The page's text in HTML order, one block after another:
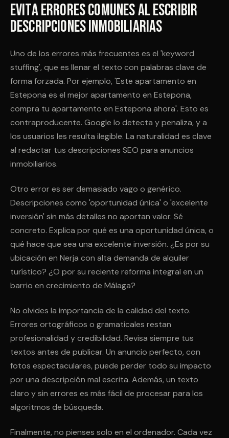
Evita Errores Comunes al Escribir
Descripciones Inmobiliarias
Uno de los errores más frecuentes es el 'keyword
stuffing', que es llenar el texto con palabras clave de
forma forzada. Por ejemplo, 'Este apartamento en
Estepona es el mejor apartamento en Estepona,
compra tu apartamento en Estepona ahora'. Esto es
contraproducente. Google lo detecta y penaliza, y a
los usuarios les resulta ilegible. La naturalidad es clave
al redactar tus descripciones SEO para anuncios
inmobiliarios.
Otro error es ser demasiado vago o genérico.
Descripciones como 'oportunidad única' o 'excelente
inversión' sin más detalles no aportan valor. Sé
concreto. Explica por qué es una oportunidad única, o
qué hace que sea una excelente inversión. ¿Es por su
ubicación en Nerja con alta demanda de alquiler
turístico? ¿O por su reciente reforma integral en un
barrio en crecimiento de Málaga?
No olvides la importancia de la calidad del texto.
Errores ortográficos o gramaticales restan
profesionalidad y credibilidad. Revisa siempre tus
textos antes de publicar. Un anuncio perfecto, con
fotos espectaculares, puede perder todo su impacto
por una descripción mal escrita. Además, un texto
claro y sin errores es más fácil de procesar para los
algoritmos de búsqueda.
Finalmente, no pienses solo en el ordenador. Cada vez